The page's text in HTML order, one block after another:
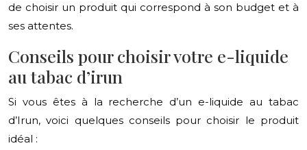
de choisir un produit qui correspond à son budget et à
ses attentes.
Conseils pour choisir votre e-liquide
au tabac d’irun
Si vous êtes à la recherche d’un e-liquide au tabac
d’Irun, voici quelques conseils pour choisir le produit
idéal :